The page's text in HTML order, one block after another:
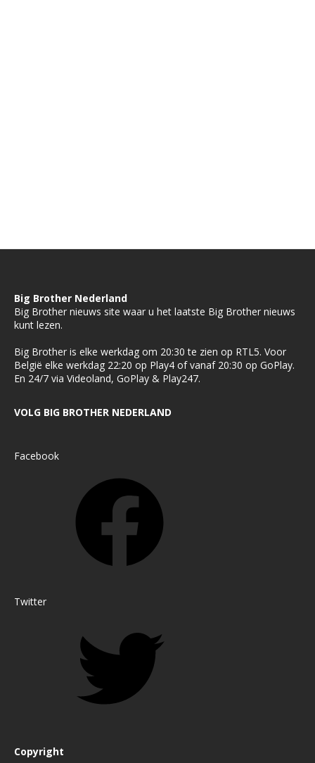
Big Brother Nederland
Big Brother nieuws site waar u het laatste Big Brother nieuws
kunt lezen.
Big Brother is elke werkdag om 20:30 te zien op RTL5. Voor
België elke werkdag 22:20 op Play4 of vanaf 20:30 op GoPlay.
En 24/7 via Videoland, GoPlay & Play247.
VOLG BIG BROTHER NEDERLAND
Facebook
Twitter
Copyright